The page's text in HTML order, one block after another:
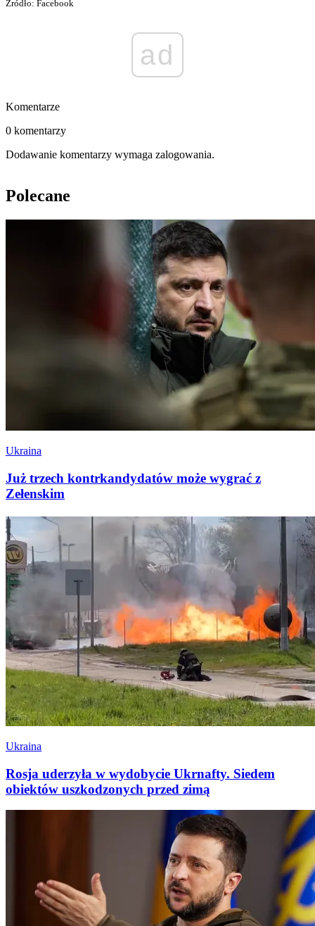
Źródło: Facebook
ad
Komentarze
0 komentarzy
Dodawanie komentarzy wymaga zalogowania.
Polecane
Ukraina
Już trzech kontrkandydatów może wygrać z
Zełenskim
Ukraina
Rosja uderzyła w wydobycie Ukrnafty. Siedem
obiektów uszkodzonych przed zimą